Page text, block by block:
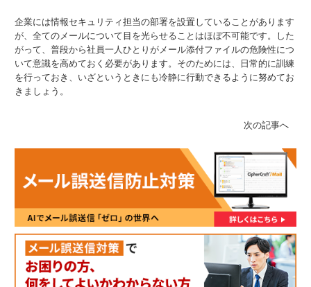
企業には情報セキュリティ担当の部署を設置していることがあります
が、全てのメールについて目を光らせることはほぼ不可能です。した
がって、普段から社員一人ひとりがメール添付ファイルの危険性につ
いて意識を高めておく必要があります。そのためには、日常的に訓練
を行っておき、いざというときにも冷静に行動できるように努めてお
きましょう。
次の記事へ